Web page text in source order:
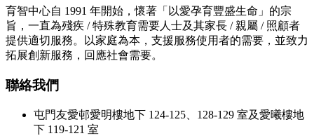
育智中心自 1991 年開始，懷著「以愛孕育豐盛生命」的宗
旨，一直為殘疾 / 特殊教育需要人士及其家長 / 親屬 / 照顧者
提供適切服務。以家庭為本，支援服務使用者的需要，並致力
拓展創新服務，回應社會需要。
聯絡我們
屯門友愛邨愛明樓地下 124-125、128-129 室及愛曦樓地
下 119-121 室